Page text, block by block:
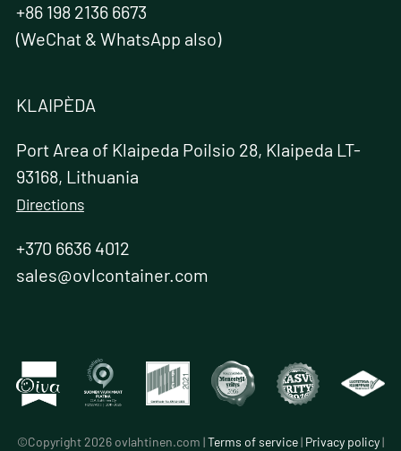
+86 198 2136 6673
(WeChat & WhatsApp also)
KLAIPÈDA
Port Area of Klaipeda Poilsio 28, Klaipeda LT-
93168, Lithuania
Directions
+370 6636 4012
sales@ovlcontainer.com
©Copyright 2026 ovlahtinen.com |Terms of service| Privacy policy|